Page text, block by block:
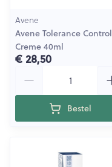
Avene
Avene Tolerance Control
Creme 40ml
€ 28,50
Bestel